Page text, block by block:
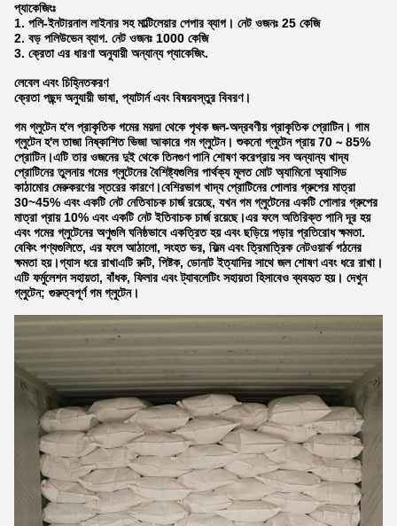
প্যাকেজিংঃ
1. পলি-ইনটারনাল লাইনার সহ মাল্টিলেয়ার পেপার ব্যাগ। নেট ওজনঃ 25 কেজি
2. বড় পলিউভেন ব্যাগ. নেট ওজনঃ 1000 কেজি
3. ক্রেতা এর ধারণা অনুযায়ী অন্যান্য প্যাকেজিং.
লেবেল এবং চিহ্নিতকরণ
ক্রেতা পছন্দ অনুযায়ী ভাষা, প্যাটার্ন এবং বিষয়বস্তুর বিবরণ।
গম গ্লুটেন হ'ল প্রাকৃতিক গমের ময়দা থেকে পৃথক জল-অদ্রবণীয় প্রাকৃতিক প্রোটিন। গাম
গ্লুটেন হ'ল তাজা নিষ্কাশিত ভিজা আকারে গম গ্লুটেন। শুকনো গ্লুটেন প্রায় 70 ∼ 85%
প্রোটিন।এটি তার ওজনের দুই থেকে তিনগুণ পানি শোষণ করেপ্রায় সব অন্যান্য খাদ্য
প্রোটিনের তুলনায় গমের গ্লুটেনের বৈশিষ্ট্যগুলির পার্থক্য মূলত মোট অ্যামিনো অ্যাসিড
কাঠামোর মেরুকরণের স্তরের কারণে।বেশিরভাগ খাদ্য প্রোটিনের পোলার গ্রুপের মাত্রা
30~45% এবং একটি নেট নেতিবাচক চার্জ রয়েছে, যখন গম গ্লুটেনের একটি পোলার গ্রুপের
মাত্রা প্রায় 10% এবং একটি নেট ইতিবাচক চার্জ রয়েছে।এর ফলে অতিরিক্ত পানি দূর হয়
এবং গমের গ্লুটেনের অণুগুলি ঘনিষ্ঠভাবে একত্রিত হয় এবং ছড়িয়ে পড়ার প্রতিরোধ ক্ষমতা.
বেকিং পণ্যগুলিতে, এর ফলে আঠালো, সংহত ভর, ফিল্ম এবং ত্রিমাত্রিক নেটওয়ার্ক গঠনের
ক্ষমতা হয়।গ্যাস ধরে রাখাএটি রুটি, পিষ্টক, ডোনাট ইত্যাদির সাথে জল শোষণ এবং ধরে রাখা।
এটি ফর্মুলেশন সহায়তা, বাঁধক, ফিলার এবং ট্যাবলেটিং সহায়তা হিসাবেও ব্যবহৃত হয়। দেখুন
গ্লুটেন; গুরুত্বপূর্ণ গম গ্লুটেন।